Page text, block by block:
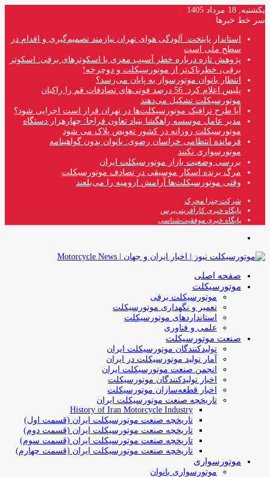
یکشنبه, 18 مرداد 1405
سر خط خبرها
استاندار پایتخت: آلودگی هوای تهران نیازمند تصمیم‌گیری و اقدام در
سطح ملی است
پژوهش تازه درباره خطر آسیب مغزی با اسکوترهای برقی: اسکوتر
برقی، خطرناک‌تر از موتورسیکلت و دوچرخه!
انتظار بانوان موتورسوار به پایان می‌رسد؟
پلیس اعلام کرد: 56 درصد فوتی‌های تصادفات قم را راکبان
موتورسیکلت تشکیل می‌دهند
آیا طرح ترافیک موتورسیکلت‌ها در تهران قرار است اجرایی شود؟
مدیر عامل موسسه راهگشا بنیاد تعاون فراجا: چهارهزار دستگاه
موتورسیکلت روزانه در کشور تعویض پلاک می شود
فرمانده انتظامی خراسان رضوی: بانوان بدون گواهینامه
موتورسواری نکنند
بررسی وضعیت بازار موتورسیکلت ایران
مرگ برنده اسکار موسیقی در تصادف موتورسیکلت
وقتی موتورسیکلت‌ها آرامش ارومیه را می‌بلعند
شرکت چترا محرک
پایگاه خبری کارآفرینی‌پرس
پایگاه خبری موفقیت‌شناسی
صفحه اصلی
موتورسیکلت
موتورسیکلت برقی
تعمیر و نگهداری موتورسیکلت
استانداردهای موتورسیکلت
علمی و فناوری
صنعت موتورسیکلت
تولیدکنندگان موتورسیکلت ایران
آمار تولید موتورسیکلت در ایران
انجمن صنعت موتورسیکلت ایران
اخبار تولیدکنندگان موتورسیکلت
اخبار قطعه‌سازان موتورسیکلت
تاریخچه صنعت موتورسیکلت ایران
History of Iran Motorcycle Industry
تاریخچه صنعت موتورسیکلت ایران (قسمت اول)
تاریخچه صنعت موتورسیکلت ایران (قسمت دوم)
تاریخچه صنعت موتورسیکلت ایران (قسمت سوم)
تاریخچه صنعت موتورسیکلت ایران (قسمت چهارم)
موتورسواری
موتورسواری بانوان